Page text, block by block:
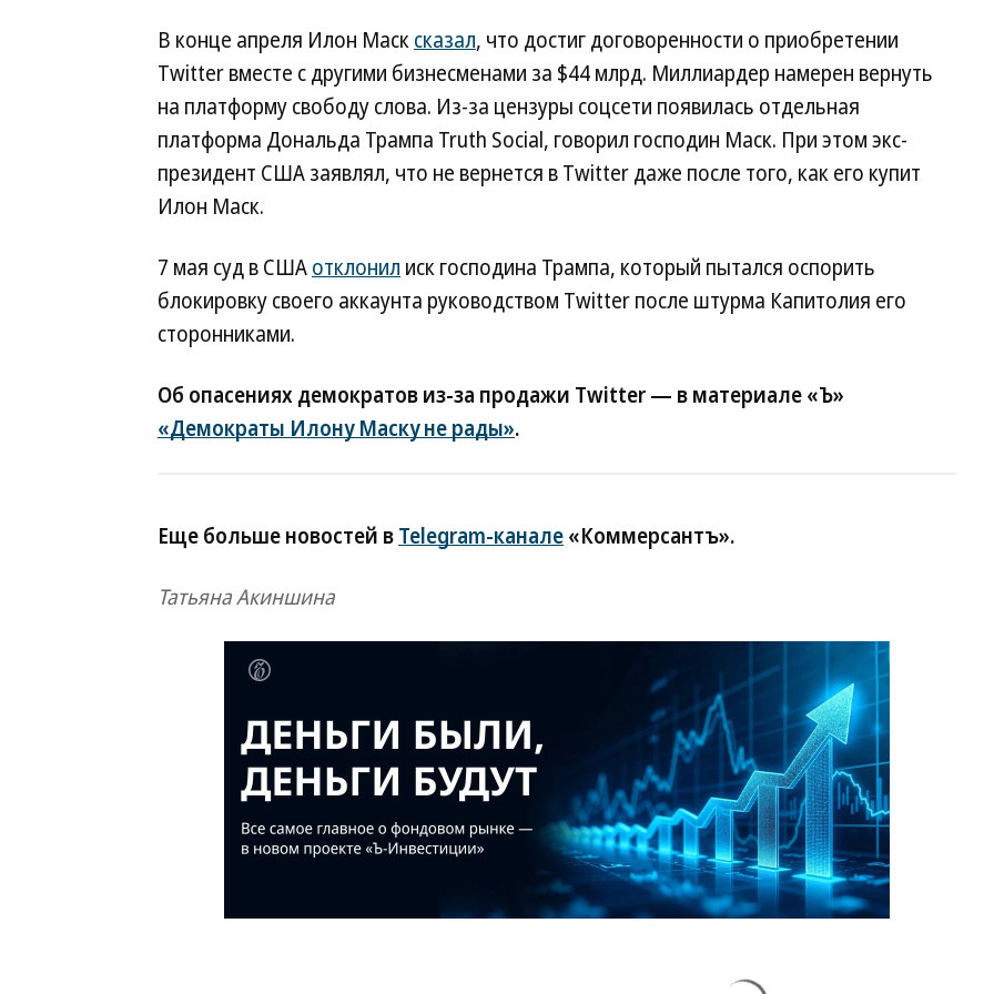
В конце апреля Илон Масксказал, что достиг договоренности о приобретении
Twitter вместе с другими бизнесменами за $44 млрд. Миллиардер намерен вернуть
на платформу свободу слова. Из-за цензуры соцсети появилась отдельная
платформа Дональда Трампа Truth Social, говорил господин Маск. При этом экс-
президент США заявлял, что не вернется в Twitter даже после того, как его купит
Илон Маск.
7 мая суд в СШАотклонил иск господина Трампа, который пытался оспорить
блокировку своего аккаунта руководством Twitter после штурма Капитолия его
сторонниками.
Об опасениях демократов из-за продажи Twitter — в материале «Ъ»
«Демократы Илону Маску не рады».
Еще больше новостей вTelegram-канале«Коммерсантъ».
Татьяна Акиншина